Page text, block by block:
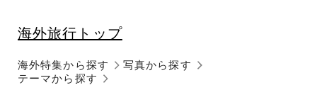
海外旅行トップ
海外特集から探す
テーマから探す
写真から探す